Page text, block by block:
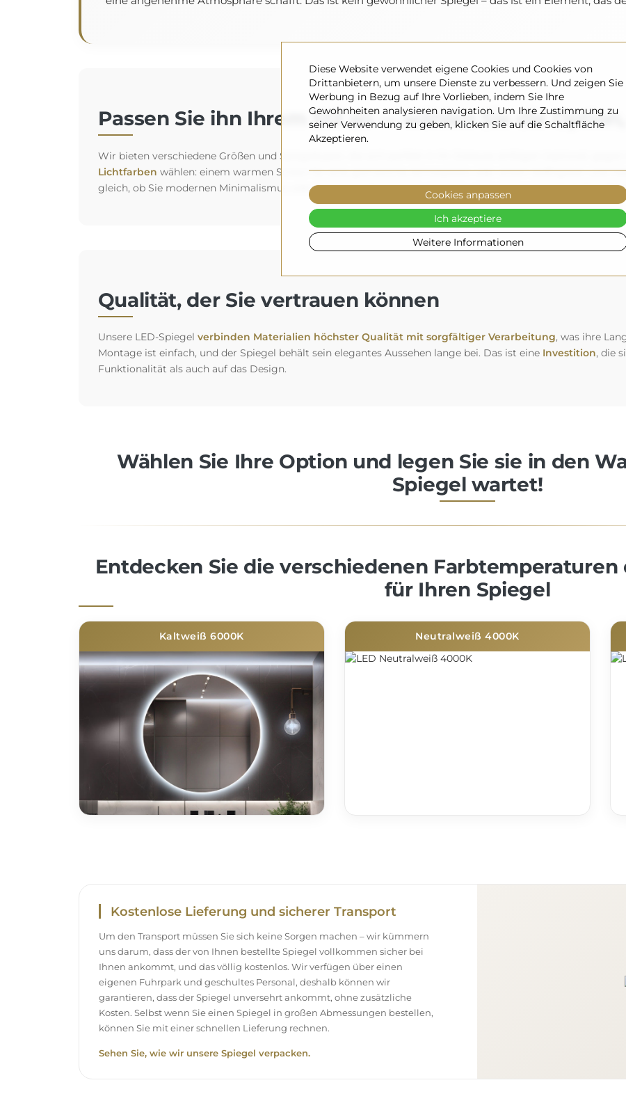
Passen Sie ihn Ihrem Stil an — wählen Sie die
Wir bieten verschiedene Größen und Spiegeltypen, die sich perfekt in Ihr Zuhause einfügen (optional, gegen
Lichtfarben wählen: einem warmen Schein für eine gemütliche Atmosphäre oder einem kräftigeren und
gleich, ob Sie modernen Minimalismus oder klassische Eleganz bevorzugen, unser Spiegelergänzt Ihre
Qualität, der Sie vertrauen können
Unsere LED-Spiegel verbinden Materialien höchster Qualität mit sorgfältiger Verarbeitung, was ihre
Montage ist einfach, und der Spiegel behält sein elegantes Aussehen lange bei. Das ist eine Investition, die
Funktionalität als auch auf das Design.
Wählen Sie Ihre Option und legen Sie sie in den
Spiegel wartet!
Entdecken Sie die verschiedenen
für Ihren Spiegel
Kaltweiß 6000K Neutralweiß 4000K
Kostenlose Lieferung und sicherer Transport
Um den Transport müssen Sie sich keine Sorgen machen – wir kümmern
uns darum, dass der von Ihnen bestellte Spiegel vollkommen sicher bei
Ihnen ankommt, und das völlig kostenlos. Wir verfügen über einen
eigenen Fuhrpark und geschultes Personal, deshalb können wir
garantieren, dass der Spiegel unversehrt ankommt, ohne zusätzliche
Kosten. Selbst wenn Sie einen Spiegel in großen Abmessungen bestellen,
können Sie mit einer schnellen Lieferung rechnen.
Sehen Sie, wie wir unsere Spiegel verpacken.
Diese Website verwendet eigene Cookies und Cookies von
Drittanbietern, um unsere Dienste zu verbessern. Und zeigen Sie
Werbung in Bezug auf Ihre Vorlieben, indem Sie Ihre
Gewohnheiten analysieren navigation. Um Ihre Zustimmung zu
seiner Verwendung zu geben, klicken Sie auf die Schaltfläche
Akzeptieren.
Weitere Informationen
Cookies anpassen
Ich akzeptiere